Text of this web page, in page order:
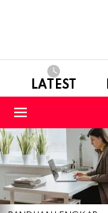
LATEST
LATEST
STORIES